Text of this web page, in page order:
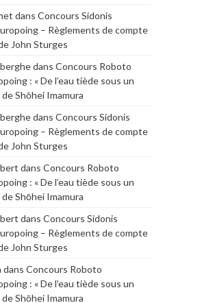
dans Concours Sidonis
– Règlements de compte
John Sturges
dans Concours Roboto
: « De l’eau tiède sous un
Shōhei Imamura
dans Concours Sidonis
– Règlements de compte
John Sturges
dans Concours Roboto
: « De l’eau tiède sous un
Shōhei Imamura
dans Concours Sidonis
– Règlements de compte
John Sturges
dans Concours Roboto
: « De l’eau tiède sous un
Shōhei Imamura